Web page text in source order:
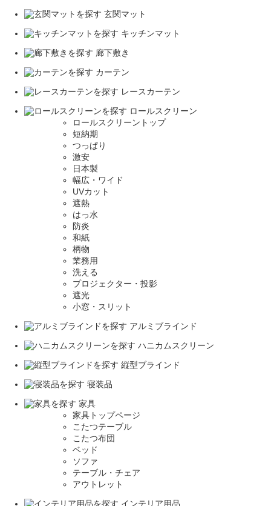
玄関マット
キッチンマット
廊下敷き
カーテン
レースカーテン
ロールスクリーン
ロールスクリーントップ
短納期
つっぱり
激安
日本製
幅広・ワイド
UVカット
遮熱
はっ水
防炎
和紙
柄物
業務用
洗える
プロジェクター・投影
遮光
小窓・スリット
アルミブラインド
ハニカムスクリーン
縦型ブラインド
寝装品
家具
家具トップページ
こたつテーブル
こたつ布団
ベッド
ソファ
テーブル・チェア
アウトレット
インテリア用品